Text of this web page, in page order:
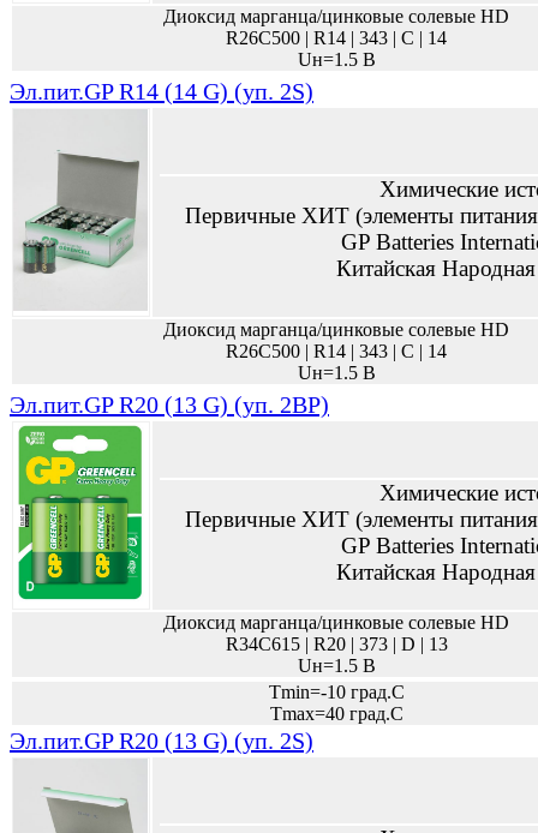
Диоксид марганца/цинковые солевые HD
R26C500 | R14 | 343 | C | 14
Uн=1.5 В
Эл.пит.GP R14 (14 G) (уп. 2S)
Химические
Первичные ХИТ (элементы
GP Batteries
Китайская
Диоксид марганца/цинковые солевые HD
R26C500 | R14 | 343 | C | 14
Uн=1.5 В
Эл.пит.GP R20 (13 G) (уп. 2BP)
Химические
Первичные ХИТ (элементы
GP Batteries
Китайская
Диоксид марганца/цинковые солевые HD
R34C615 | R20 | 373 | D | 13
Uн=1.5 В
Tmin=-10 град.С
Tmax=40 град.С
Эл.пит.GP R20 (13 G) (уп. 2S)